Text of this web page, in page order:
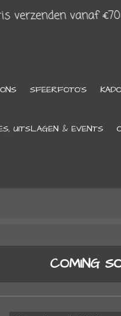
verzenden vanaf
SFEERFOTO'S
UITSLAGEN & EVENTS
COMING